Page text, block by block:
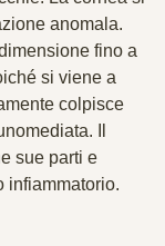
anomala.
fino a
si viene a
colpisce
Il
sue parti e
infiammatorio.